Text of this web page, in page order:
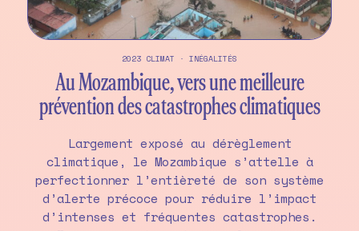
2023 CLIMAT · INÉGALITÉS
Au Mozambique, vers une meilleure
prévention des catastrophes climatiques
Largement exposé au dérèglement
climatique, le Mozambique s’attelle à
perfectionner l’entièreté de son système
d’alerte précoce pour réduire l’impact
d’intenses et fréquentes catastrophes.